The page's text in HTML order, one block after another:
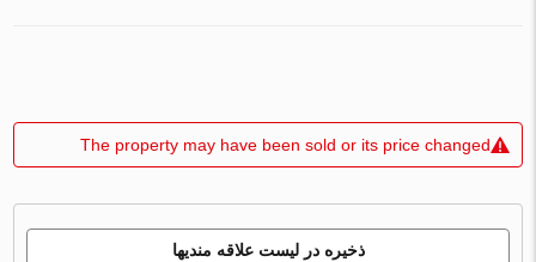
The property may have been sold or its price changed
ذخیره در لیست علاقه مندیها